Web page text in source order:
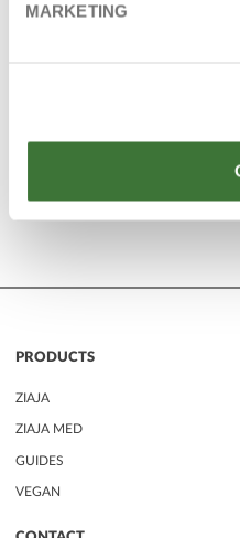
MARKETING
PRODUCTS
ZIAJA
ZIAJA MED
GUIDES
VEGAN